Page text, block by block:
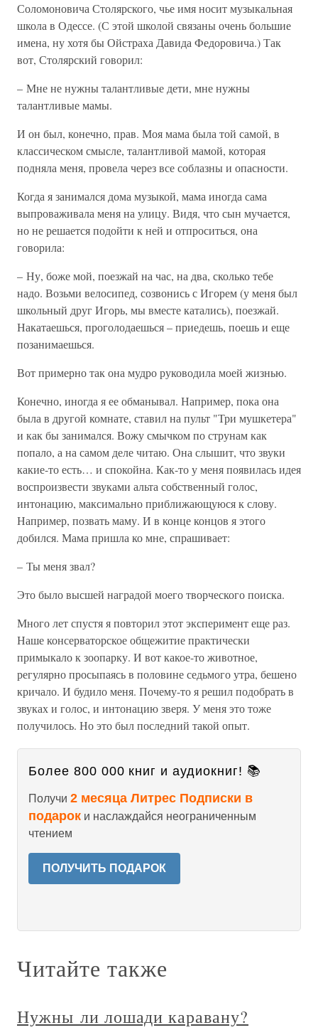
Соломоновича Столярского, чье имя носит музыкальная
школа в Одессе. (С этой школой связаны очень большие
имена, ну хотя бы Ойстраха Давида Федоровича.) Так
вот, Столярский говорил:
– Мне не нужны талантливые дети, мне нужны
талантливые мамы.
И он был, конечно, прав. Моя мама была той самой, в
классическом смысле, талантливой мамой, которая
подняла меня, провела через все соблазны и опасности.
Когда я занимался дома музыкой, мама иногда сама
выпроваживала меня на улицу. Видя, что сын мучается,
но не решается подойти к ней и отпроситься, она
говорила:
– Ну, боже мой, поезжай на час, на два, сколько тебе
надо. Возьми велосипед, созвонись с Игорем (у меня был
школьный друг Игорь, мы вместе катались), поезжай.
Накатаешься, проголодаешься – приедешь, поешь и еще
позанимаешься.
Вот примерно так она мудро руководила моей жизнью.
Конечно, иногда я ее обманывал. Например, пока она
была в другой комнате, ставил на пульт "Три мушкетера"
и как бы занимался. Вожу смычком по струнам как
попало, а на самом деле читаю. Она слышит, что звуки
какие-то есть… и спокойна. Как-то у меня появилась идея
воспроизвести звуками альта собственный голос,
интонацию, максимально приближающуюся к слову.
Например, позвать маму. И в конце концов я этого
добился. Мама пришла ко мне, спрашивает:
– Ты меня звал?
Это было высшей наградой моего творческого поиска.
Много лет спустя я повторил этот эксперимент еще раз.
Наше консерваторское общежитие практически
примыкало к зоопарку. И вот какое-то животное,
регулярно просыпаясь в половине седьмого утра, бешено
кричало. И будило меня. Почему-то я решил подобрать в
звуках и голос, и интонацию зверя. У меня это тоже
получилось. Но это был последний такой опыт.
Более 800 000 книг и аудиокниг! 📚
Получи 2 месяца Литрес Подписки в
подарок и наслаждайся неограниченным
чтением
ПОЛУЧИТЬ ПОДАРОК
Читайте также
Нужны ли лошади каравану?